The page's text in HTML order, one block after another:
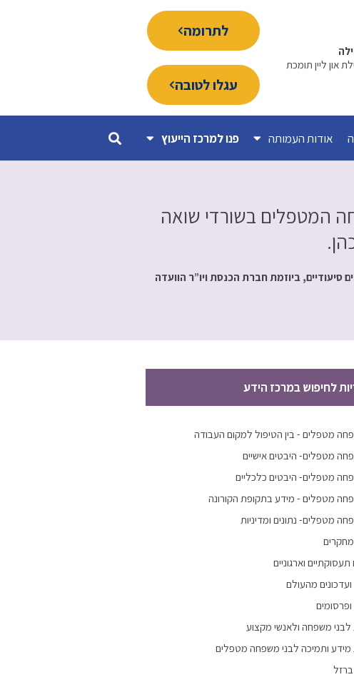
און ליין תומכת
לתרומה
עגלו לטובה
אודות העמותה פנו למרכז הייעוץ
המטפלים בשורדי שואה
ביוזמת חברת הכנסת ויו”ר הוועדה
לחיפוש במרכז הידע
מטפלים - בין הטיפול למקום העבודה
מטפלים- היבטים אישיים
מטפלים- היבטים כלכליים
מטפלים - מידע בתקופת הקורונה
מטפלים- נתונים ומדיניות
וארגוניים
מהעולם
לבני משפחה ולאנשי מקצוע
מידע ותמיכה לבני משפחה מטפלים